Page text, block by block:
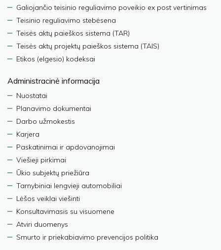
Galiojančio teisinio reguliavimo poveikio ex post vertinimas
Teisinio reguliavimo stebėsena
Teisės aktų paieškos sistema (TAR)
Teisės aktų projektų paieškos sistema (TAIS)
Etikos (elgesio) kodeksai
Administracinė informacija
Nuostatai
Planavimo dokumentai
Darbo užmokestis
Karjera
Paskatinimai ir apdovanojimai
Viešieji pirkimai
Ūkio subjektų priežiūra
Tarnybiniai lengvieji automobiliai
Lėšos veiklai viešinti
Konsultavimasis su visuomene
Atviri duomenys
Smurto ir priekabiavimo prevencijos politika